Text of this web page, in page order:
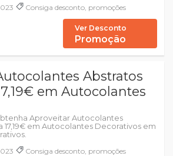
Consiga desconto, promoções
Ver Desconto
Promoção
Abstratos
em Autocolantes
Aproveitar Autocolantes
17,19€ em Autocolantes Decorativos em
Consiga desconto, promoções